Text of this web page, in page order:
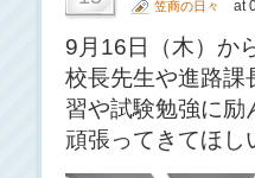
at
笠商の日々
9月16日（木）か
校長先生や進路課
習や試験勉強に励
頑張ってきてほし